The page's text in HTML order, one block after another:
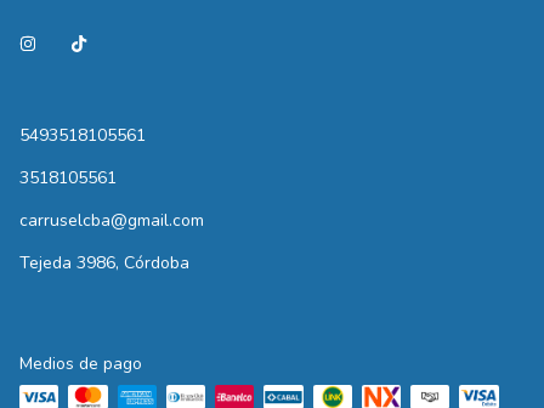
5493518105561
3518105561
carruselcba@gmail.com
Tejeda 3986, Córdoba
Medios de pago